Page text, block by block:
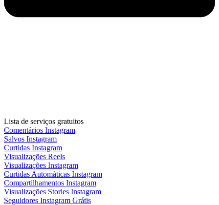
Lista de serviços gratuitos
Comentários Instagram
Salvos Instagram
Curtidas Instagram
Visualizações Reels
Visualizações Instagram
Curtidas Automáticas Instagram
Compartilhamentos Instagram
Visualizações Stories Instagram
Seguidores Instagram Grátis